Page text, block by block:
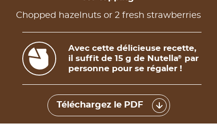
Chopped hazelnuts or 2 fresh strawberries
Avec cette délicieuse recette,
il suffit de 15 g de Nutella®
par
personne pour se régaler !
Téléchargez le PDF